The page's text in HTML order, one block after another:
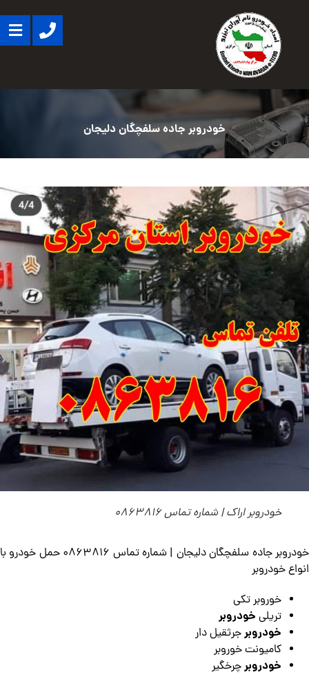
خودروبر جاده سلفچگان دلیجان
خودروبر اراک | شماره تماس 0863816
خودروبر جاده سلفچگان دلیجان | شماره تماس 0863816 حمل خودرو با
انواع خودروبر
خوروبر تکی
تریلی خودروبر
خودروبرجرثقیل دار
کامیونت خوروبر
خودروبرچرخگیر